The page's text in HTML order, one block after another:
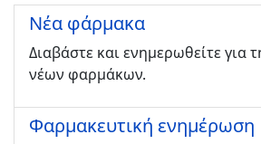
Νέα φάρμακα
Διαβάστε και ενημερωθείτε για
νέων φαρμάκων.
Φαρμακευτική ενημέρωση